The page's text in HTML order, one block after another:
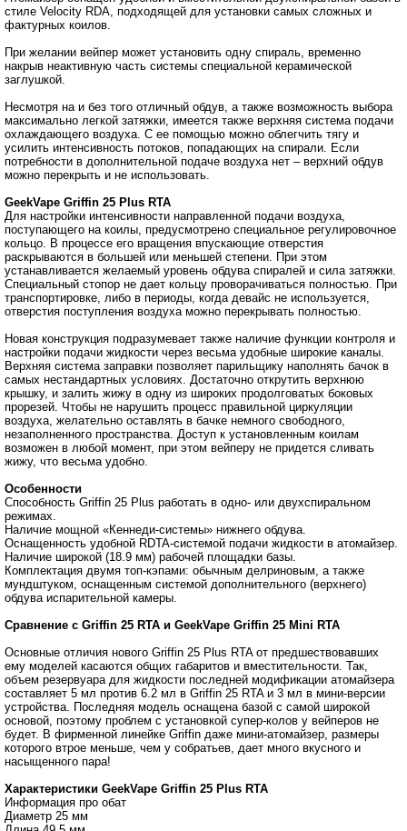
стиле Velocity RDA, подходящей для установки самых сложных и
фактурных коилов.
При желании вейпер может установить одну спираль, временно
накрыв неактивную часть системы специальной керамической
заглушкой.
Несмотря на и без того отличный обдув, а также возможность выбора
максимально легкой затяжки, имеется также верхняя система подачи
охлаждающего воздуха. С ее помощью можно облегчить тягу и
усилить интенсивность потоков, попадающих на спирали. Если
потребности в дополнительной подаче воздуха нет – верхний обдув
можно перекрыть и не использовать.
GeekVape Griffin 25 Plus RTA
Для настройки интенсивности направленной подачи воздуха,
поступающего на коилы, предусмотрено специальное регулировочное
кольцо. В процессе его вращения впускающие отверстия
раскрываются в большей или меньшей степени. При этом
устанавливается желаемый уровень обдува спиралей и сила затяжки.
Специальный стопор не дает кольцу проворачиваться полностью. При
транспортировке, либо в периоды, когда девайс не используется,
отверстия поступления воздуха можно перекрывать полностью.
Новая конструкция подразумевает также наличие функции контроля и
настройки подачи жидкости через весьма удобные широкие каналы.
Верхняя система заправки позволяет парильщику наполнять бачок в
самых нестандартных условиях. Достаточно открутить верхнюю
крышку, и залить жижу в одну из широких продолговатых боковых
прорезей. Чтобы не нарушить процесс правильной циркуляции
воздуха, желательно оставлять в бачке немного свободного,
незаполненного пространства. Доступ к установленным коилам
возможен в любой момент, при этом вейперу не придется сливать
жижу, что весьма удобно.
Особенности
Способность Griffin 25 Plus работать в одно- или двухспиральном
режимах.
Наличие мощной «Кеннеди-системы» нижнего обдува.
Оснащенность удобной RDTA-системой подачи жидкости в атомайзер.
Наличие широкой (18.9 мм) рабочей площадки базы.
Комплектация двумя топ-кэпами: обычным делриновым, а также
мундштуком, оснащенным системой дополнительного (верхнего)
обдува испарительной камеры.
Сравнение с Griffin 25 RTA и GeekVape Griffin 25 Mini RTA
Основные отличия нового Griffin 25 Plus RTA от предшествовавших
ему моделей касаются общих габаритов и вместительности. Так,
объем резервуара для жидкости последней модификации атомайзера
составляет 5 мл против 6.2 мл в Griffin 25 RTA и 3 мл в мини-версии
устройства. Последняя модель оснащена базой с самой широкой
основой, поэтому проблем с установкой супер-колов у вейперов не
будет. В фирменной линейке Griffin даже мини-атомайзер, размеры
которого втрое меньше, чем у собратьев, дает много вкусного и
насыщенного пара!
Характеристики GeekVape Griffin 25 Plus RTA
Информация про обат
Диаметр 25 мм